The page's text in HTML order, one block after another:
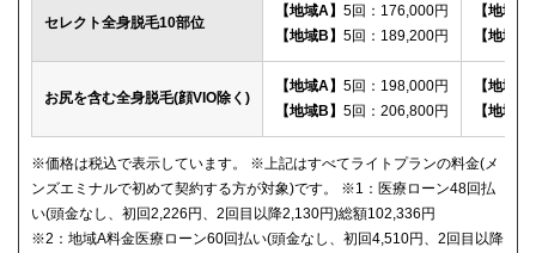
セレクト全身脱毛10部位
【地域A】 5回：176,000円
【地域B】 5回：189,200円
【地域A
【地域B
お尻を含む全身脱毛(顔VIO除く)
【地域A】 5回：198,000円
【地域B】 5回：206,800円
【地域A
【地域B
※価格は税込で表示しています。 ※上記はすべてライトプランの料金(メ
ンズエミナルで初めて契約する方が対象)です。 ※1：医療ローン48回払
い(頭金なし、初回2,226円、2回目以降2,130円)総額102,336円
※2：地域A料金医療ローン60回払い(頭金なし、初回4,510円、2回目以降